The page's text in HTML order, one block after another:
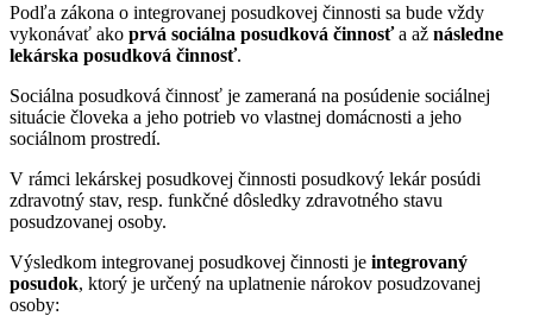
Podľa zákona o integrovanej posudkovej činnosti sa bude vždy
vykonávať ako prvá sociálna posudková činnosťa až následne
lekárska posudková činnosť.
Sociálna posudková činnosť je zameraná na posúdenie sociálnej
situácie človeka a jeho potrieb vo vlastnej domácnosti a jeho
sociálnom prostredí.
V rámci lekárskej posudkovej činnosti posudkový lekár posúdi
zdravotný stav, resp. funkčné dôsledky zdravotného stavu
posudzovanej osoby.
Výsledkom integrovanej posudkovej činnosti je integrovaný
posudok, ktorý je určený na uplatnenie nárokov posudzovanej
osoby: